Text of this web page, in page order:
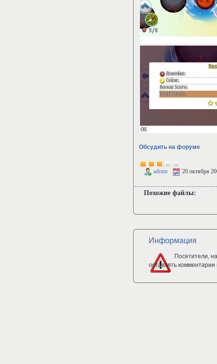
Обсудить на форуме
admin 20 октября
Похожие файлы:
Информация
Посетители,
оставлять комментарии